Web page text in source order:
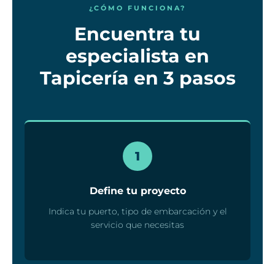
¿CÓMO FUNCIONA?
Encuentra tu
especialista en
Tapicería en 3 pasos
1
Define tu proyecto
Indica tu puerto, tipo de embarcación y el
servicio que necesitas